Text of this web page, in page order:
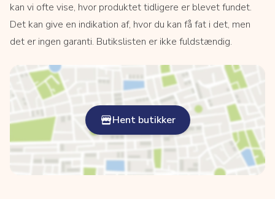
kan vi ofte vise, hvor produktet tidligere er blevet fundet.
Det kan give en indikation af, hvor du kan få fat i det, men
det er ingen garanti. Butikslisten er ikke fuldstændig.
Hent butikker